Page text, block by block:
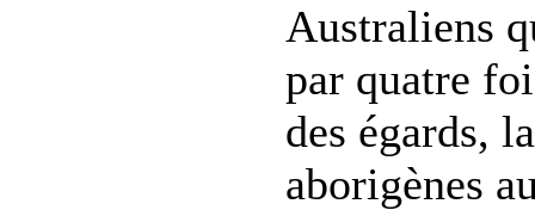
Australiens
par quatre
des égards,
aborigènes